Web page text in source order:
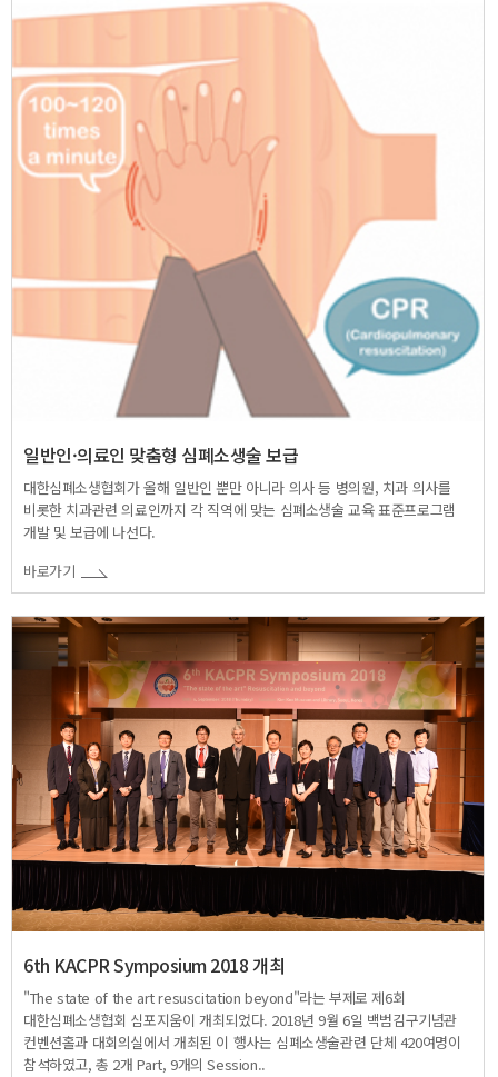
일반인·의료인 맞춤형 심폐소생술 보급
대한심폐소생협회가 올해 일반인 뿐만 아니라 의사 등 병의원, 치과 의사를
비롯한 치과관련 의료인까지 각 직역에 맞는 심폐소생술 교육 표준프로그램
개발 및 보급에 나선다.
바로가기
6th KACPR Symposium 2018 개최
"The state of the art resuscitation beyond"라는 부제로 제6회
대한심폐소생협회 심포지움이 개최되었다. 2018년 9월 6일 백범김구기념관
컨벤션홀과 대회의실에서 개최된 이 행사는 심폐소생술관련 단체 420여명이
참석하였고, 총 2개 Part, 9개의 Session..